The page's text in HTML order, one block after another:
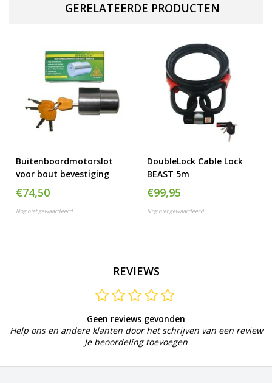
GERELATEERDE PRODUCTEN
Buitenboordmotorslot
voor bout bevestiging
€74,50
Nog niet gewaardeerd
DoubleLock Cable Lock
BEAST 5m
€99,95
Nog niet gewaardeerd
REVIEWS
Geen reviews gevonden
Help ons en andere klanten door het schrijven van een review
Je beoordeling toevoegen